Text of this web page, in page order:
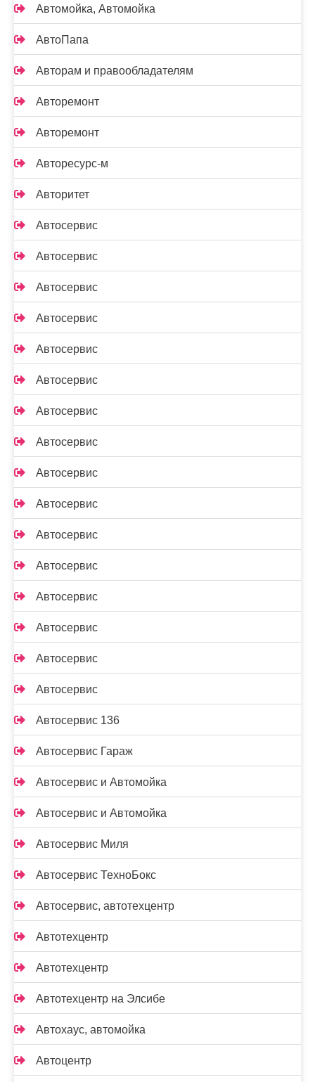
Автомойка, Автомойка
АвтоПапа
Авторам и правообладателям
Авторемонт
Авторемонт
Авторесурс-м
Авторитет
Автосервис
Автосервис
Автосервис
Автосервис
Автосервис
Автосервис
Автосервис
Автосервис
Автосервис
Автосервис
Автосервис
Автосервис
Автосервис
Автосервис
Автосервис
Автосервис
Автосервис 136
Автосервис Гараж
Автосервис и Автомойка
Автосервис и Автомойка
Автосервис Миля
Автосервис ТехноБокс
Автосервис, автотехцентр
Автотехцентр
Автотехцентр
Автотехцентр на Элсибе
Автохаус, автомойка
Автоцентр